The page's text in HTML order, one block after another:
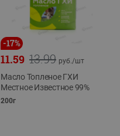
-17%
13.99
11.59 руб./шт
Масло Топленое ГХИ
Местное Известное 99%
200г